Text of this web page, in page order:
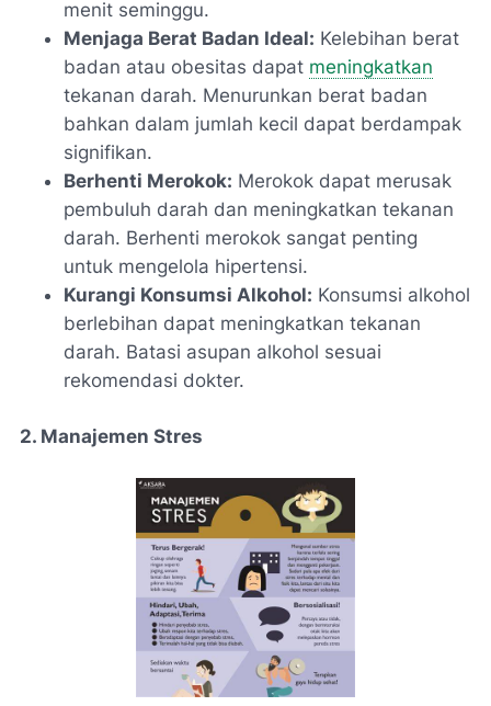
menit seminggu.
Menjaga Berat Badan Ideal: Kelebihan berat
badan atau obesitas dapat meningkatkan
tekanan darah. Menurunkan berat badan
bahkan dalam jumlah kecil dapat berdampak
signifikan.
Berhenti Merokok: Merokok dapat merusak
pembuluh darah dan meningkatkan tekanan
darah. Berhenti merokok sangat penting
untuk mengelola hipertensi.
Kurangi Konsumsi Alkohol: Konsumsi alkohol
berlebihan dapat meningkatkan tekanan
darah. Batasi asupan alkohol sesuai
rekomendasi dokter.
2. Manajemen Stres